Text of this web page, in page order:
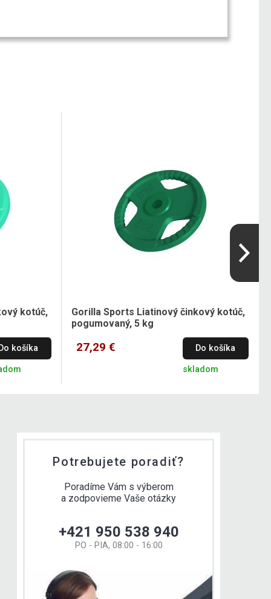
kotúč,
Do košíka
Gorilla Sports Liatinový činkový kotúč,
pogumovaný, 5 kg
27,29 € Do košíka
skladom
Potrebujete poradiť?
Poradíme Vám s výberom
a zodpovieme Vaše otázky
+421 950 538 940
PO - PIA, 08:00 - 16:00